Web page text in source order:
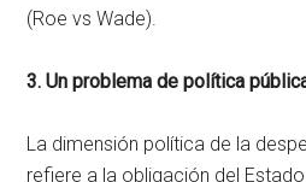
(Roe vs Wade).
3. Un problema de política
La dimensión política de la
refiere a la obligación del